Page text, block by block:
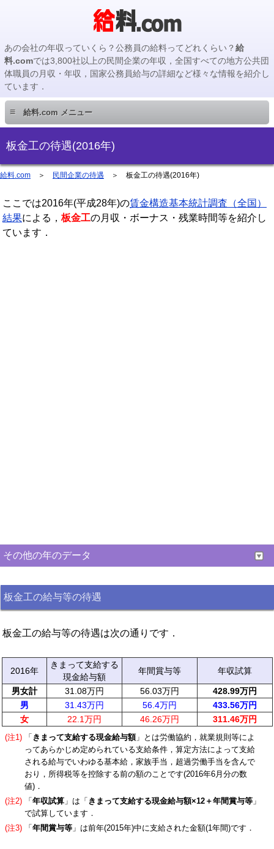
あの会社の年収っていくら？公務員の給料ってどれくらい？給
料.comでは3,800社以上の民間企業の年収，全国すべての地方公共団
体職員の月収・年収，国家公務員給与の詳細など様々な情報を紹介し
ています．
≡ 給料.com メニュー
民間企業編
国家公務員編
地方公務員編
地方公務員給料検索
板金工の待遇(2016年)
給料.com ＞ 民間企業の待遇 ＞ 板金工の待遇(2016年)
ここでは2016年(平成28年)の賃金構造基本統計調査（全国）
結果による， 板金工の月収・ボーナス・残業時間等を紹介し
ています．
その他の年のデータ
板金工の給与等の待遇
板金工の給与等の待遇は次の通りです．
2016年
きまって支給する
現金給与額
年間賞与等 年収試算
男女計 31.08万円 56.03万円
428.99万円
男
31.43万円 56.4万円
433.56万円
女
22.1万円 46.26万円 311.46万円
(注1) 「 きまって支給する現金給与額」とは労働協約，就業規則等によ
ってあらかじめ定められている支給条件，算定方法によって支給
される給与でいわゆる基本給，家族手当，超過労働手当を含んで
おり，所得税等を控除する前の額のことです(2016年6月分の数
値)．
(注2)
「 年収試算 」は「 きまって支給する現金給与額×12＋年間賞与等 」
で試算しています．
(注3)
「 年間賞与等 」は前年(2015年)中に支給された金額(1年間)です．